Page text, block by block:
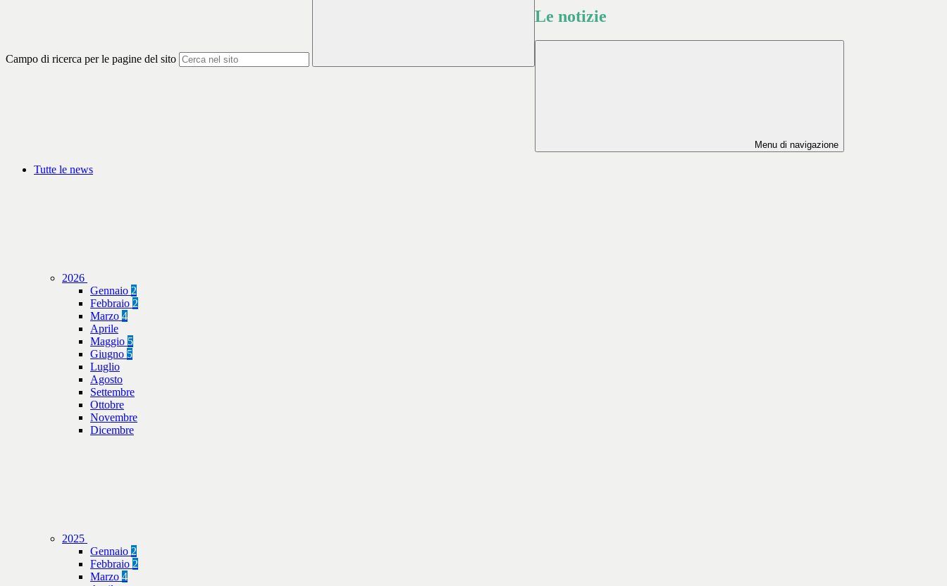
Campo di ricerca per le pagine del sito
Le notizie
Menu di navigazione
Tutte le news
2026
Gennaio 2
Febbraio 2
Marzo 4
Aprile
Maggio 5
Giugno 5
Luglio
Agosto
Settembre
Ottobre
Novembre
Dicembre
2025
Gennaio 2
Febbraio 2
Marzo 4